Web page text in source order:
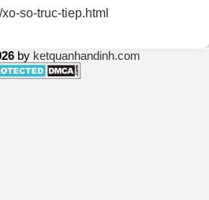
so-truc-tiep.html
by ketquanhandinh.com